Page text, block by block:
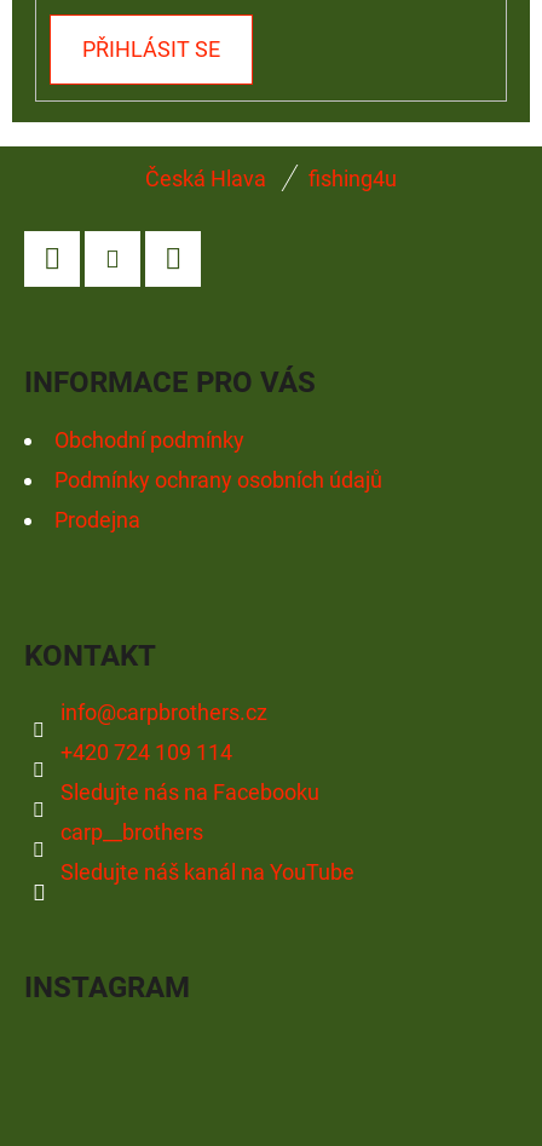
PŘIHLÁSIT SE
Česká Hlava fishing4u
INFORMACE PRO VÁS
Obchodní podmínky
Podmínky ochrany osobních údajů
Prodejna
KONTAKT
info@carpbrothers.cz
+420 724 109 114
Sledujte nás na Facebooku
carp__brothers
Sledujte náš kanál na YouTube
INSTAGRAM